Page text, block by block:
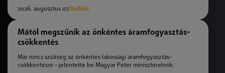
2026. augusztus 07.Belföld
Mától megszűnik az önkéntes áramfogyasztás-
csökkentés
Már nincs szükség az önkéntes lakossági áramfogyasztás-
csökkentésre – jelentette be Magyar Péter miniszterelnök.